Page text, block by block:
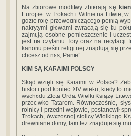
Na zbiorowe modlitwy zbierają się
Europie: w Trokach i Wilnie na Litwie,
gdzie rolę przewodniczącego pełnią
nakrytymi głowami zwracają się ku
zajmują osobne pomieszczenie i
jest na czytaniu Tory oraz na recytacji
kanonu pieśni religijnej znajdują się
chcesz od nas, Panie”.
KIM SĄ KARAIMI POLSCY
Skąd wzięli się Karaimi w Polsce?
historii pod koniec XIV wieku, kiedy to
wschodu Złota Orda. Wielki Książę
przeciwko Tatarom. Równocześnie,
rolnicy i przedni wojowie, postanowił
Trokach, ówczesnej stolicy Wielkiego
drewniane domy, tam też znajduje się